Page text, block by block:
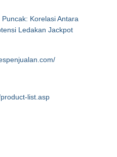
Korelasi Antara
Ledakan Jackpot
list.asp